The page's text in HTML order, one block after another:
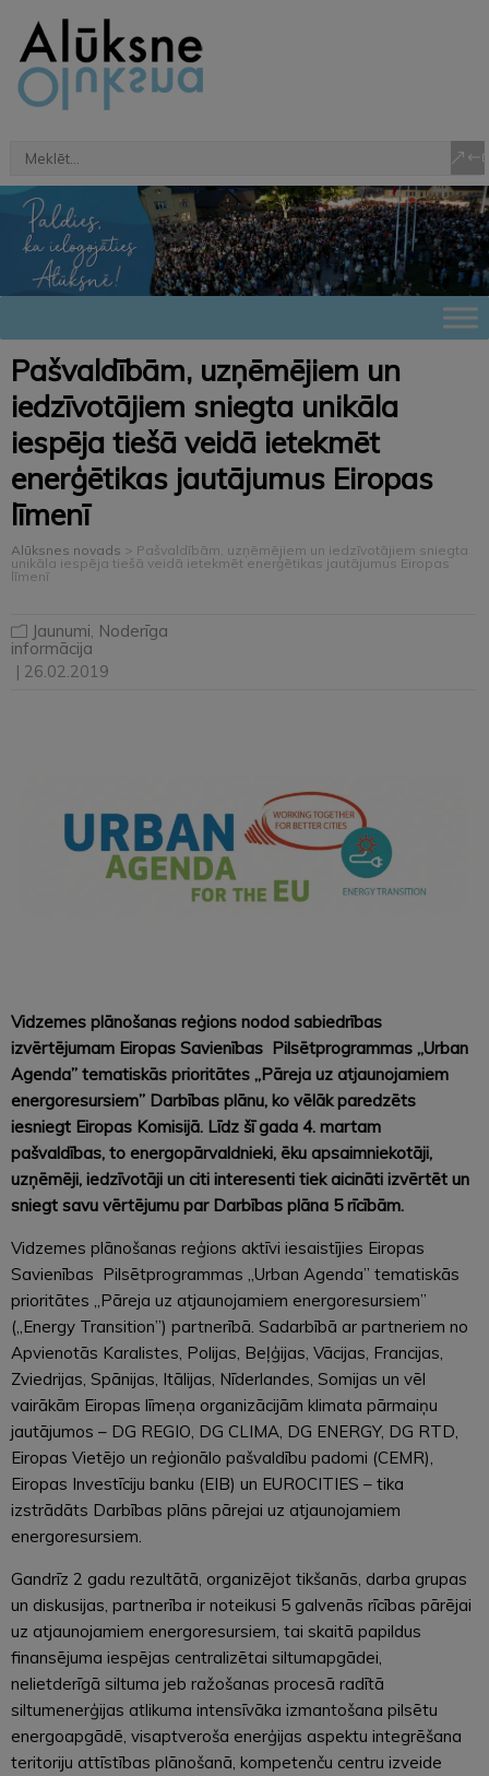
Pašvaldībām, uzņēmējiem un
iedzīvotājiem sniegta unikāla
iespēja tiešā veidā ietekmēt
enerģētikas jautājumus Eiropas
līmenī
Alūksnes novads > Pašvaldībām, uzņēmējiem un iedzīvotājiem sniegta
unikāla iespēja tiešā veidā ietekmēt enerģētikas jautājumus Eiropas
līmenī
Jaunumi Noderīga
informācija
| 26.02.2019
Vidzemes plānošanas reģions nodod sabiedrības
izvērtējumam Eiropas Savienības Pilsētprogrammas „Urban
Agenda” tematiskās prioritātes „Pāreja uz atjaunojamiem
energoresursiem” Darbības plānu, ko vēlāk paredzēts
iesniegt Eiropas Komisijā. Līdz šī gada 4. martam
pašvaldības, to energopārvaldnieki, ēku apsaimniekotāji,
uzņēmēji, iedzīvotāji un citi interesenti tiek aicināti izvērtēt un
sniegt savu vērtējumu par Darbības plāna 5 rīcībām.
Vidzemes plānošanas reģions aktīvi iesaistījies Eiropas
Savienības Pilsētprogrammas „Urban Agenda” tematiskās
prioritātes „Pāreja uz atjaunojamiem energoresursiem”
(„Energy Transition”) partnerībā. Sadarbībā ar partneriem no
Apvienotās Karalistes, Polijas, Beļģijas, Vācijas, Francijas,
Zviedrijas, Spānijas, Itālijas, Nīderlandes, Somijas un vēl
vairākām Eiropas līmeņa organizācijām klimata pārmaiņu
jautājumos – DG REGIO, DG CLIMA, DG ENERGY, DG RTD,
Eiropas Vietējo un reģionālo pašvaldību padomi (CEMR),
Eiropas Investīciju banku (EIB) un EUROCITIES – tika
izstrādāts Darbības plāns pārejai uz atjaunojamiem
energoresursiem.
Gandrīz 2 gadu rezultātā, organizējot tikšanās, darba grupas
un diskusijas, partnerība ir noteikusi 5 galvenās rīcības pārējai
uz atjaunojamiem energoresursiem, tai skaitā papildus
finansējuma iespējas centralizētai siltumapgādei,
nelietderīgā siltuma jeb ražošanas procesā radītā
siltumenerģijas atlikuma intensīvāka izmantošana pilsētu
energoapgādē, visaptveroša enerģijas aspektu integrēšana
teritoriju attīstības plānošanā, kompetenču centru izveide